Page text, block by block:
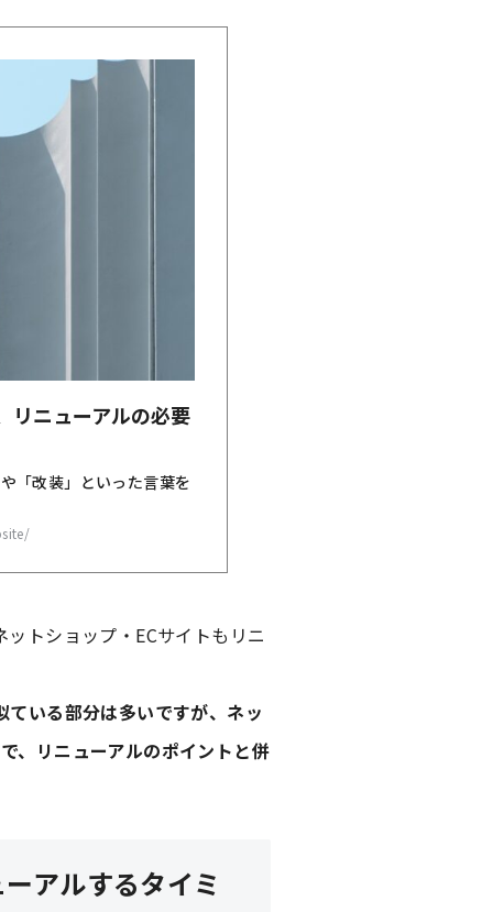
トショップ・ECサイトもリニ
いる部分は多いですが、ネッ
、リニューアルのポイントと併
アルするタイミ